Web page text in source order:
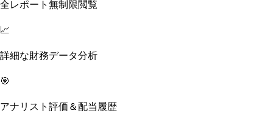
全レポート無制限閲覧
📈
詳細な財務データ分析
🎯
アナリスト評価＆配当履歴